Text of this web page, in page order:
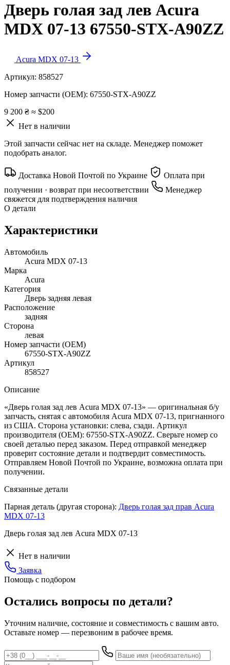
Дверь голая зад лев Acura
MDX 07-13 67550-STX-A90ZZ
Acura MDX 07-13
Артикул: 858527
Номер запчасти (OEM): 67550-STX-A90ZZ
9 200 ₴ ≈ $200
Нет в наличии
Этой запчасти сейчас нет на складе. Менеджер поможет
подобрать аналог.
Доставка Новой Почтой по Украине
Оплата при
получении · возврат при несоответствии
Менеджер
свяжется для подтверждения наличия
О детали
Характеристики
Автомобиль
Acura MDX 07-13
Марка
Acura
Категория
Дверь задняя левая
Расположение
задняя
Сторона
левая
Номер запчасти (OEM)
67550-STX-A90ZZ
Артикул
858527
Описание
«Дверь голая зад лев Acura MDX 07-13» — оригинальная б/у
запчасть, снятая с автомобиля Acura MDX 07-13, пригнанного
из США. Сторона установки: слева, сзади. Артикул
производителя (OEM): 67550-STX-A90ZZ. Сверьте номер со
своей деталью перед заказом. Перед отправкой менеджер
проверит состояние детали и подтвердит совместимость.
Отправляем Новой Почтой по Украине, возможна оплата при
получении.
Связанные детали
Парная деталь (другая сторона): Дверь голая зад прав Acura
MDX 07-13
Дверь голая зад лев Acura MDX 07-13
Нет в наличии
Заявка
Помощь с подбором
Остались вопросы по детали?
Уточним наличие, состояние и совместимость с вашим авто.
Оставьте номер — перезвоним в рабочее время.